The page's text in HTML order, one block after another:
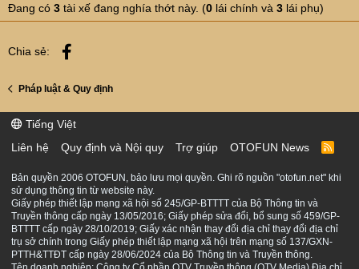
Đang có 3 tài xế đang nghía thớt này. (0 lái chính và 3 lái phụ)
Chia sẻ:
Pháp luật & Quy định
Tiếng Việt
Liên hệ
Quy định và Nội quy Trợ giúp OTOFUN News
R
S
Bản quyền 2006 OTOFUN, bảo lưu mọi quyền. Ghi rõ nguồn "otofun.net" khi
sử dụng thông tin từ website này.
Giấy phép thiết lập mạng xã hội số 245/GP-BTTTT của Bộ Thông tin và
Truyền thông cấp ngày 13/05/2016; Giấy phép sửa đổi, bổ sung số 459/GP-
BTTTT cấp ngày 28/10/2019; Giấy xác nhận thay đổi địa chỉ thay đổi địa chỉ
trụ sở chính trong Giấy phép thiết lập mạng xã hội trên mạng số 137/GXN-
PTTH&TTĐT cấp ngày 28/06/2024 của Bộ Thông tin và Truyền thông.